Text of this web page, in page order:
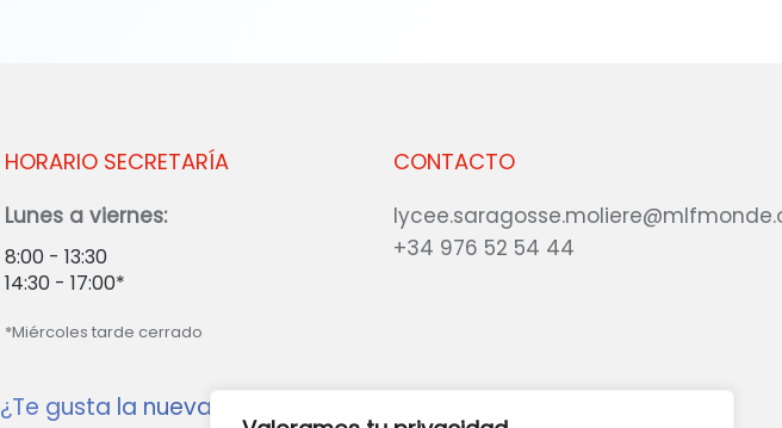
CONTACTO
+34 976 52 54 44
HORARIO SECRETARÍA
Lunes a viernes:
8:00 - 13:30
14:30 - 17:00*
*Miércoles tarde cerrado
¿Te gusta la nueva web?